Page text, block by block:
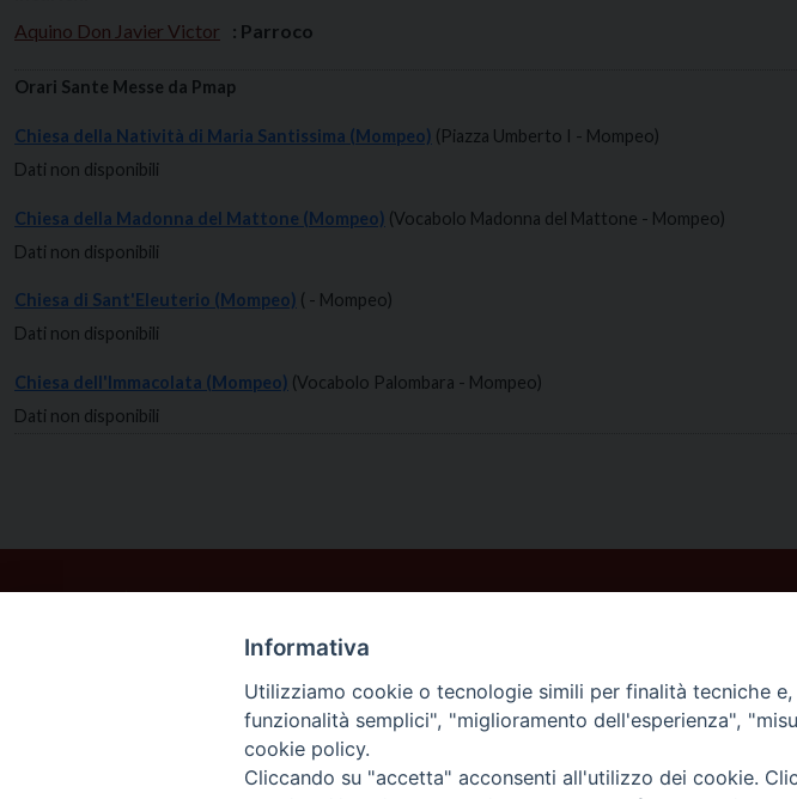
Aquino Don Javier Victor
: Parroco
Orari Sante Messe da Pmap
Chiesa della Natività di Maria Santissima (Mompeo) (Piazza Umberto I - Mompeo)
Dati non disponibili
Chiesa della Madonna del Mattone (Mompeo) (Vocabolo Madonna del Mattone - Mompeo)
Dati non disponibili
Chiesa di Sant'Eleuterio (Mompeo) ( - Mompeo)
Dati non disponibili
Chiesa dell'Immacolata (Mompeo) (Vocabolo Palombara - Mompeo)
Dati non disponibili
Informativa
Utilizziamo cookie o tecnologie simili per finalità tecniche
funzionalità semplici", "miglioramento dell'esperienza",
cookie policy.
Cliccando su "accetta" acconsenti all'utilizzo dei cookie.